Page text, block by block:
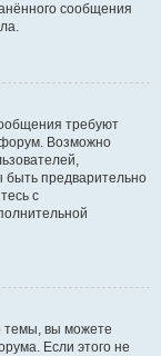
сообщения
требуют
форум. Возможно
предварительно
с
темы, вы можете
Если этого не